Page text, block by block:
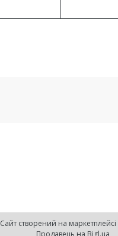
Сайт створений на маркетплейсі
Продавець на Bigl.ua